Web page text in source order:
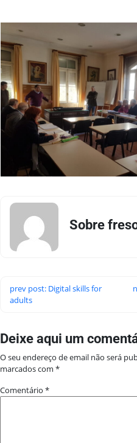
Sobre
prev post: Digital skills for
adults
Deixe aqui um
O seu endereço de email não será
marcados com *
Comentário *